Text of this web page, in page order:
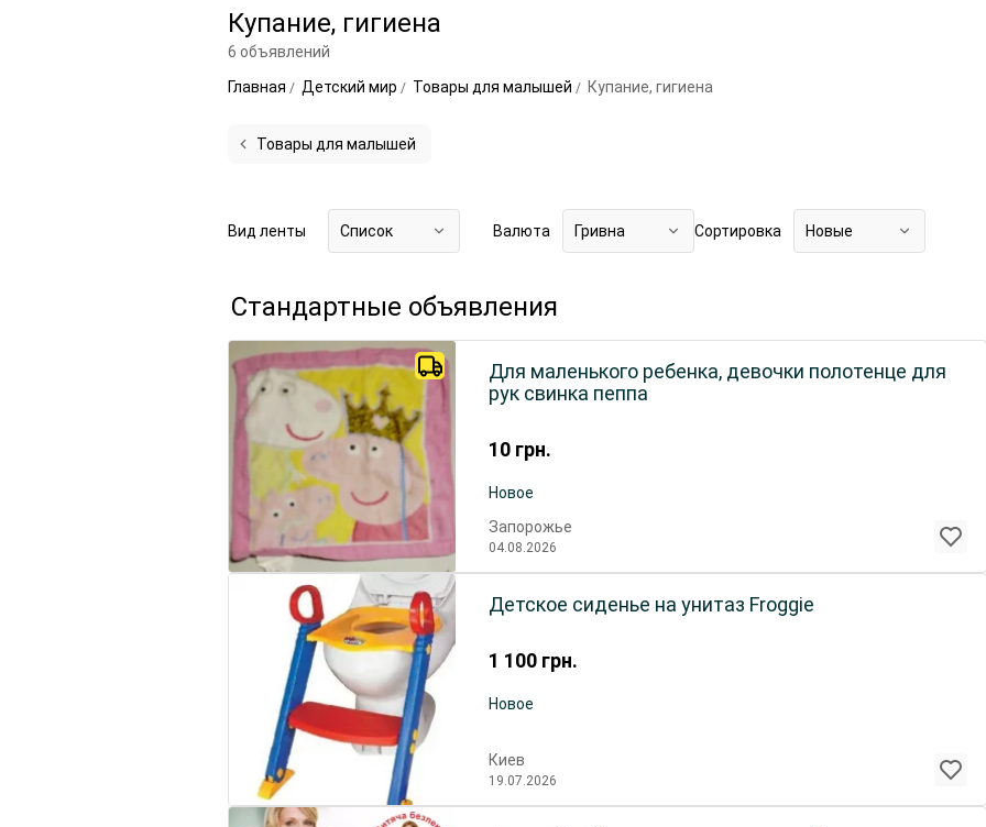
Купание, гигиена
6 объявлений
Главная
Детский мир Товары для малышей Купание, гигиена
Товары для малышей
Вид ленты Список Валюта Гривна Сортировка Новые
Стандартные объявления
10 грн.
Для маленького ребенка, девочки полотенце для
рук свинка пеппа
Новое
Запорожье
04.08.2026
1 100 грн.
Детское сиденье на унитаз Froggie
Новое
Киев
19.07.2026